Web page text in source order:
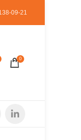
09-21
0